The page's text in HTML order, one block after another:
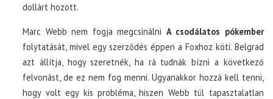
dollárt hozott.
Marc Webb nem fogja megcsinálni A csodálatos pókember
folytatását, mivel egy szerződés éppen a Foxhoz köti. Belgrad
azt állítja, hogy szeretnék, ha rá tudnák bízni a következő
felvonást, de ez nem fog menni. Ugyanakkor hozzá kell tenni,
hogy volt egy kis probléma, hiszen Webb túl tapasztalatlan